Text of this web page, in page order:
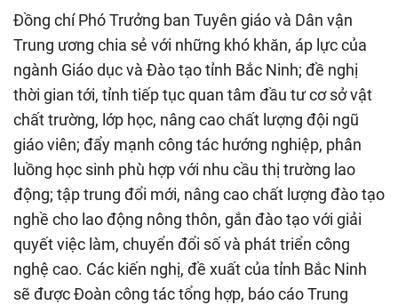
Đồng chí Phó Trưởng ban Tuyên giáo và Dân vận
Trung ương chia sẻ với những khó khăn, áp lực của
ngành Giáo dục và Đào tạo tỉnh Bắc Ninh; đề nghị
thời gian tới, tỉnh tiếp tục quan tâm đầu tư cơ sở vật
chất trường, lớp học, nâng cao chất lượng đội ngũ
giáo viên; đẩy mạnh công tác hướng nghiệp, phân
luồng học sinh phù hợp với nhu cầu thị trường lao
động; tập trung đổi mới, nâng cao chất lượng đào tạo
nghề cho lao động nông thôn, gắn đào tạo với giải
quyết việc làm, chuyển đổi số và phát triển công
nghệ cao. Các kiến nghị, đề xuất của tỉnh Bắc Ninh
sẽ được Đoàn công tác tổng hợp, báo cáo Trung